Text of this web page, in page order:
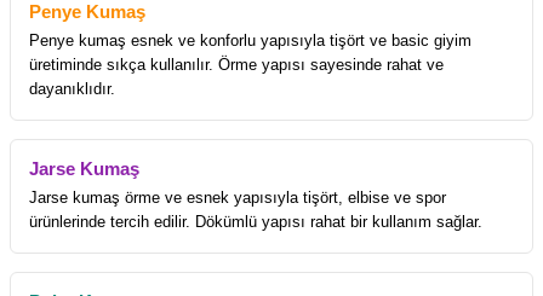
Penye Kumaş
Penye kumaş esnek ve konforlu yapısıyla tişört ve basic giyim
üretiminde sıkça kullanılır. Örme yapısı sayesinde rahat ve
dayanıklıdır.
Jarse Kumaş
Jarse kumaş örme ve esnek yapısıyla tişört, elbise ve spor
ürünlerinde tercih edilir. Dökümlü yapısı rahat bir kullanım sağlar.